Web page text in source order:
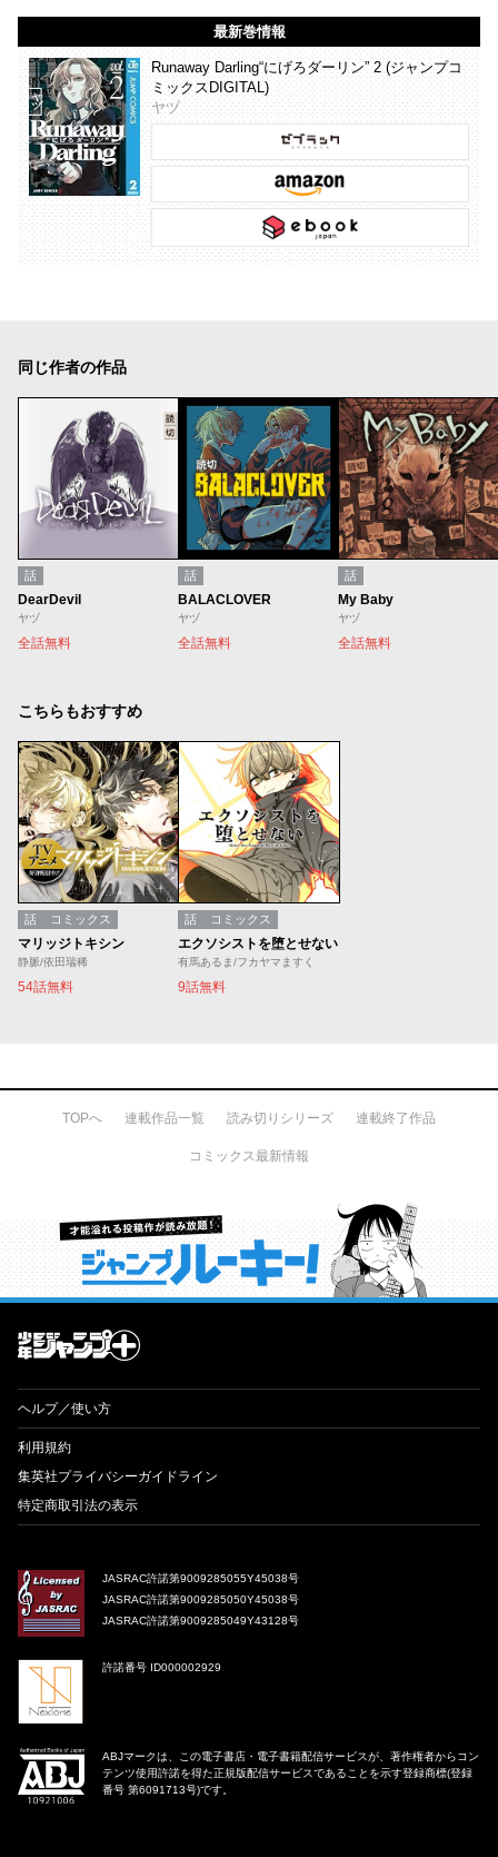
最新巻情報
Runaway Darling“にげろダーリン” 2 (ジャンプコ
ミックスDIGITAL)
ヤヅ
同じ作者の作品
話
DearDevil
ヤヅ
全話無料
話
BALACLOVER
ヤヅ
全話無料
話
My Baby
ヤヅ
全話無料
こちらもおすすめ
話 コミックス
マリッジトキシン
静脈/依田瑞稀
54話無料
話 コミックス
エクソシストを堕とせない
有馬あるま/フカヤマますく
9話無料
TOPへ 連載作品一覧 読み切りシリーズ 連載終了作品
コミックス最新情報
才能溢れる投稿作が読み放題！ ジャンプルーキー！
ヘルプ／使い方
利用規約
集英社プライバシーガイドライン
特定商取引法の表示
JASRAC許諾第9009285055Y45038号
JASRAC許諾第9009285050Y45038号
JASRAC許諾第9009285049Y43128号
許諾番号 ID000002929
ABJマークは、この電子書店・電子書籍配信サービスが、著作権者からコン
テンツ使用許諾を得た正規版配信サービスであることを示す登録商標(登録
番号 第6091713号)です。